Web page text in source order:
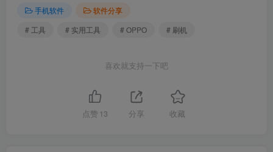
手机软件
软件分享
# 工具
# 实用工具 # OPPO # 刷机
喜欢就支持一下吧
点赞 13 分享 收藏